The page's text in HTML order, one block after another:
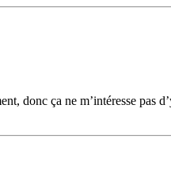
donc ça ne m’intéresse